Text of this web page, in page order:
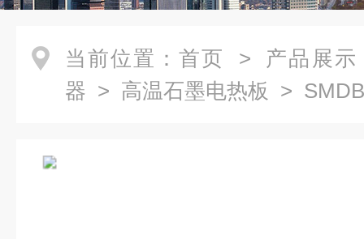
当前位置： 首页 > 产品展示
器 > 高温石墨电热板 >